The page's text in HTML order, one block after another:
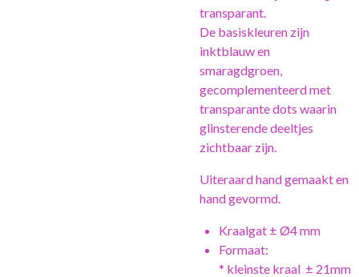
transparant.
De basiskleuren zijn
inktblauw en
smaragdgroen,
gecomplementeerd met
transparante dots waarin
glinsterende deeltjes
zichtbaar zijn.
Uiteraard hand gemaakt en
hand gevormd.
Kraalgat ± Ø4 mm
Formaat:
* kleinste kraal ± 21mm